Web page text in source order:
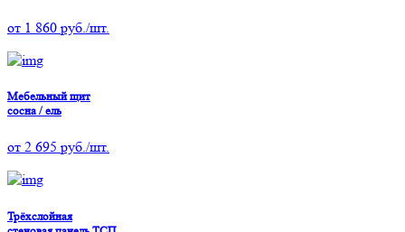
от 1 860 руб./шт.
Мебельный щит
сосна / ель
от 2 695 руб./шт.
Трёхслойная